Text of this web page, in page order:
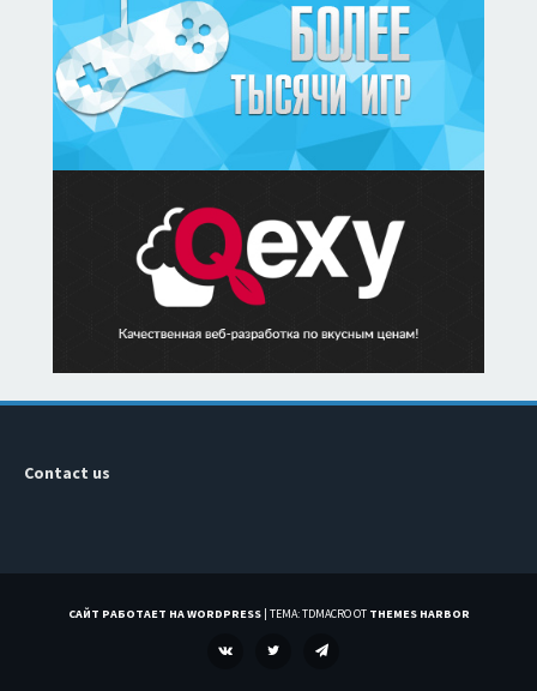
Contact us
САЙТ РАБОТАЕТ НА WORDPRESS | ТЕМА: TDMACRO ОТ THEMES HARBOR
TWITTER